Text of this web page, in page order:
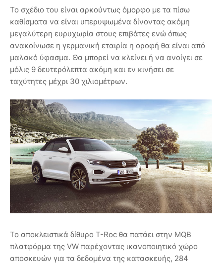
Το σχέδιο του είναι αρκούντως όμορφο με τα πίσω
καθίσματα να είναι υπερυψωμένα δίνοντας ακόμη
μεγαλύτερη ευρυχωρία στους επιβάτες ενώ όπως
ανακοίνωσε η γερμανική εταιρία η οροφή θα είναι από
μαλακό ύφασμα. Θα μπορεί να κλείνει ή να ανοίγει σε
μόλις 9 δευτερόλεπτα ακόμη και εν κινήσει σε
ταχύτητες μέχρι 30 χιλιομέτρων.
Το αποκλειστικά δίθυρο T-Roc θα πατάει στην MQB
πλατφόρμα της VW παρέχοντας ικανοποιητικό χώρο
αποσκευών για τα δεδομένα της κατασκευής, 284